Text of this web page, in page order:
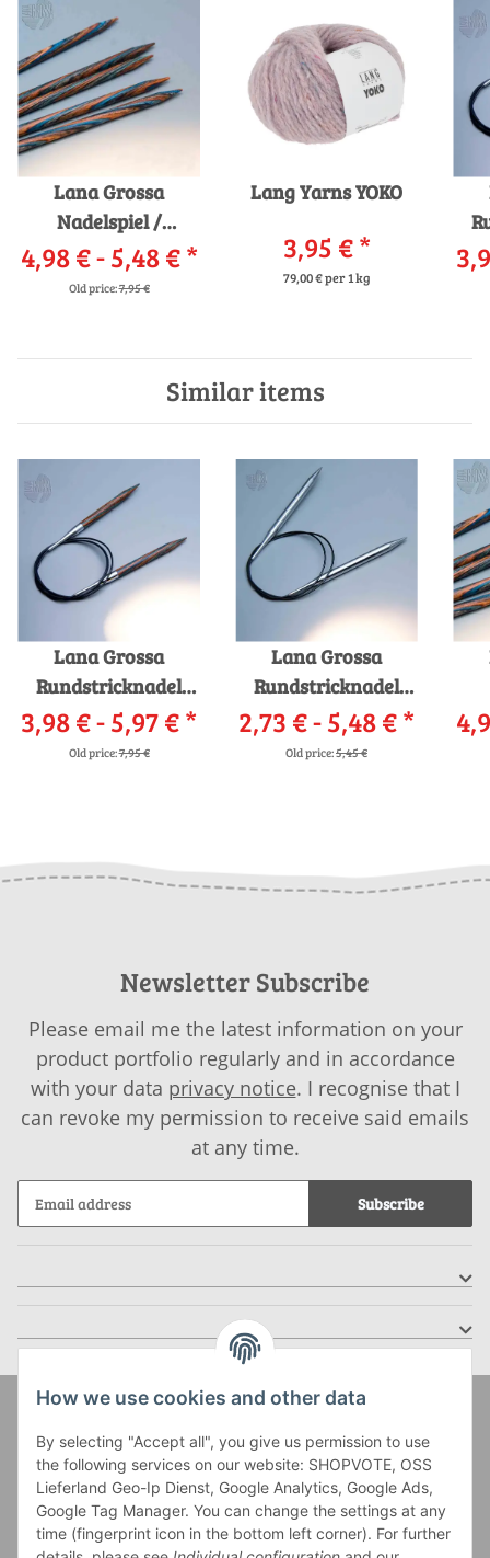
Lana Grossa
Nadelspiel /
Strumpfstricknadeln
Design-Holz
4,98 € -5,48 €*
Old price:7,95 €
Lang Yarns YOKO
3,95 €*
79,00 € per 1 kg
Similar items
Lana Grossa
Rundstricknadel
Design-Holz
3,98 € -5,97 €*
Old price:7,95 €
Lana Grossa
Rundstricknadel
Messing
2,73 € -5,48 €*
Old price:5,45 €
Newsletter Subscribe
Please email me the latest information on your
product portfolio regularly and in accordance
with your data privacy notice. I recognise that I
can revoke my permission to receive said emails
at any time.
Subscribe
How we use cookies and other data
By selecting "Accept all", you give us permission to use
the following services on our website: SHOPVOTE, OSS
Lieferland Geo-Ip Dienst, Google Analytics, Google Ads,
Google Tag Manager. You can change the settings at any
time (fingerprint icon in the bottom left corner). For further